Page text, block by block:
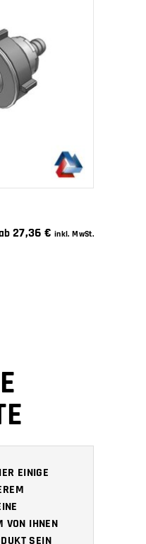
27,36€ inkl. MwSt.
EINIGE
VON IHNEN